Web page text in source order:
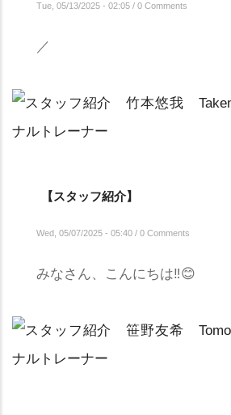
Tue, 05/13/2025 - 02:05 / 0 Comments
／
【スタッフ紹介】
Wed, 05/07/2025 - 05:40 / 0 Comments
みなさん、こんにちは‼😊